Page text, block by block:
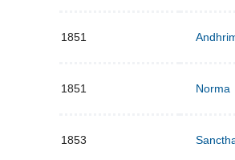
1851
1851 Norma
1853